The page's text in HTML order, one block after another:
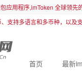
应用程序,imToken 全球领
支持多语言和多币种，以及
首页 最新